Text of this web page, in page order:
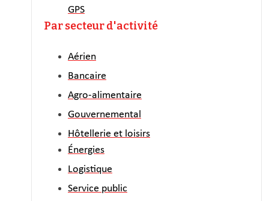
GPS
Par secteur d'activité
Aérien
Bancaire
Agro-alimentaire
Gouvernemental
Hôtellerie et loisirs
Énergies
Logistique
Service public